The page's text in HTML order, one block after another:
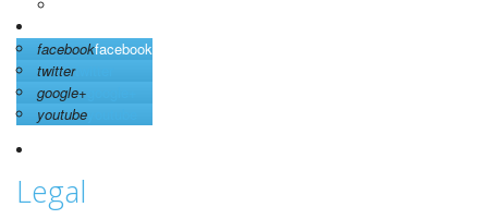
facebookfacebook
twittertwitter
google+
youtube
Legal